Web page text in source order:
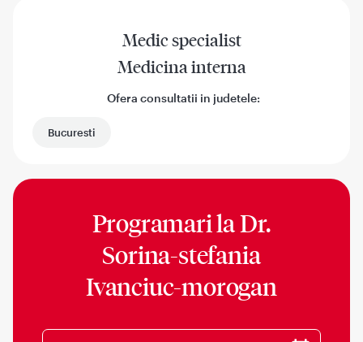
Medic specialist
Medicina interna
Ofera consultatii in judetele:
Bucuresti
Programari laDr.
Sorina-stefania
Ivanciuc-morogan